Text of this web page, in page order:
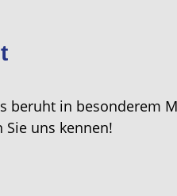
beruht in besonderem
uns kennen!